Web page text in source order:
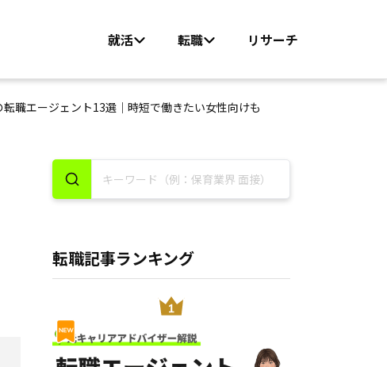
就活 転職 リサーチ
職エージェント13選｜時短で働きたい女性向けも
転職記事ランキング